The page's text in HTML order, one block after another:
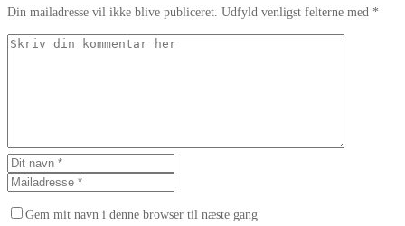
Din mailadresse vil ikke blive publiceret. Udfyld venligst felterne med *
Gem mit navn i denne browser til næste gang